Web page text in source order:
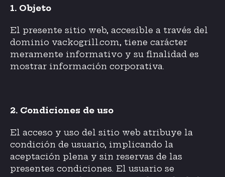
1. Objeto
El presente sitio web, accesible a través del
dominio vackogrill.com, tiene carácter
meramente informativo y su finalidad es
mostrar información corporativa.
2. Condiciones de uso
El acceso y uso del sitio web atribuye la
condición de usuario, implicando la
aceptación plena y sin reservas de las
presentes condiciones. El usuario se